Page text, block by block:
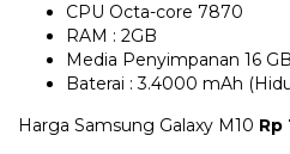
CPU Octa-core 7870
RAM : 2GB
Media Penyimpanan 16 GB
Baterai : 3.4000 mAh
Harga Samsung Galaxy M10 Rp